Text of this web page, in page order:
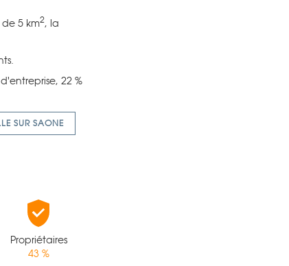
de 5 km2, la
22 %
SUR SAONE
Propriétaires
43 %